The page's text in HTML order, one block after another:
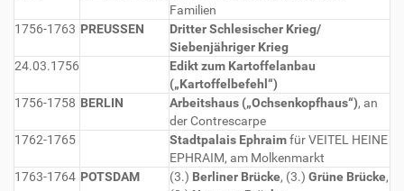
Familien
1756-1763 PREUSSEN
Dritter Schlesischer Krieg/
Siebenjähriger Krieg
24.03.1756
Edikt zum Kartoffelanbau
(„Kartoffelbefehl“)
1756-1758 BERLIN Arbeitshaus („Ochsenkopfhaus“), an
der Contrescarpe
1762-1765
Stadtpalais Ephraimfür VEITEL HEINE
EPHRAIM, am Molkenmarkt
1763-1764 POTSDAM (3.) Berliner Brücke, (3.) Grüne Brücke,